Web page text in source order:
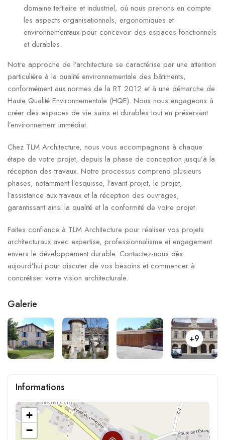
domaine tertiaire et industriel, où nous prenons en compte
les aspects organisationnels, ergonomiques et
environnementaux pour concevoir des espaces fonctionnels
et durables.
Notre approche de l’architecture se caractérise par une attention
particulière à la qualité environnementale des bâtiments,
conformément aux normes de la RT 2012 et à une démarche de
Haute Qualité Environnementale (HQE). Nous nous engageons à
créer des espaces de vie sains et durables tout en préservant
l’environnement immédiat.
Chez TLM Architecture, nous vous accompagnons à chaque
étape de votre projet, depuis la phase de conception jusqu’à la
réception des travaux. Notre processus comprend plusieurs
phases, notamment l’esquisse, l’avant-projet, le projet,
l’assistance aux travaux et la réception des ouvrages,
garantissant ainsi la qualité et la conformité de votre projet.
Faites confiance à TLM Architecture pour réaliser vos projets
architecturaux avec expertise, professionnalisme et engagement
envers le développement durable. Contactez-nous dès
aujourd’hui pour discuter de vos besoins et commencer à
concrétiser votre vision architecturale.
Galerie
+9
Informations
+
−